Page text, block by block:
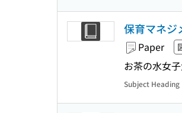
保育マネジ
Paper
お茶の水女
Subject Heading